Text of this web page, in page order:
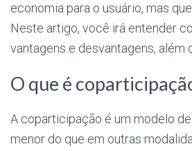
economia para o usuário, mas
Neste artigo, você irá entender
vantagens e desvantagens, além
O que é
A coparticipação é um modelo
menor do que em outras